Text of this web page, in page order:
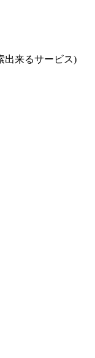
出来るサービス)